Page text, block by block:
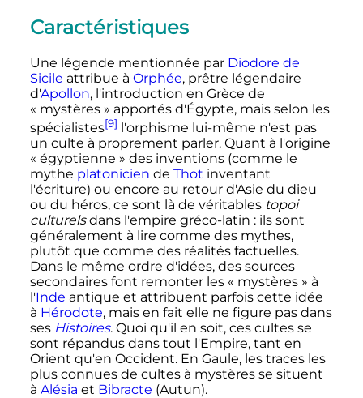
Caractéristiques
Une légende mentionnée par Diodore de
Sicile attribue à Orphée, prêtre légendaire
d'Apollon, l'introduction en Grèce de
« mystères » apportés d'Égypte, mais selon les
spécialistes[9] l'orphisme lui-même n'est pas
un culte à proprement parler. Quant à l'origine
« égyptienne » des inventions (comme le
mythe platonicien de Thot inventant
l'écriture) ou encore au retour d'Asie du dieu
ou du héros, ce sont là de véritables topoi
culturelsdans l'empire gréco-latin : ils sont
généralement à lire comme des mythes,
plutôt que comme des réalités factuelles.
Dans le même ordre d'idées, des sources
secondaires font remonter les « mystères » à
l'Inde antique et attribuent parfois cette idée
à Hérodote, mais en fait elle ne figure pas dans
ses Histoires. Quoi qu'il en soit, ces cultes se
sont répandus dans tout l'Empire, tant en
Orient qu'en Occident. En Gaule, les traces les
plus connues de cultes à mystères se situent
à Alésia et Bibracte (Autun).